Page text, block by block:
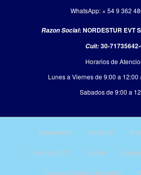
WhatsApp: + 54 9 362
Razon Social: NORDESTUR EVT
Cuit:30-
Horarios de
Lunes a Viernes de 9:00 a 12:00
Sabados de 9:00 a
Bienvenido! Nacional
Preventa 2027 Caribe
Pasajes Aéreos y Terrestres